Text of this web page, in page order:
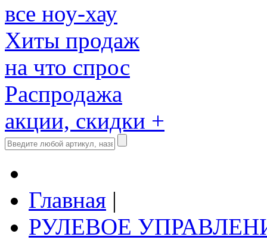
все ноу-хау
Хиты продаж
на что спрос
Распродажа
акции, скидки +
Главная |
РУЛЕВОЕ